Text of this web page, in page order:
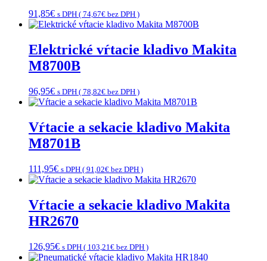
91,85€ s DPH ( 74,67€ bez DPH )
Elektrické vŕtacie kladivo Makita
M8700B
96,95€ s DPH ( 78,82€ bez DPH )
Vŕtacie a sekacie kladivo Makita
M8701B
111,95€ s DPH ( 91,02€ bez DPH )
Vŕtacie a sekacie kladivo Makita
HR2670
126,95€ s DPH ( 103,21 € bez DPH )